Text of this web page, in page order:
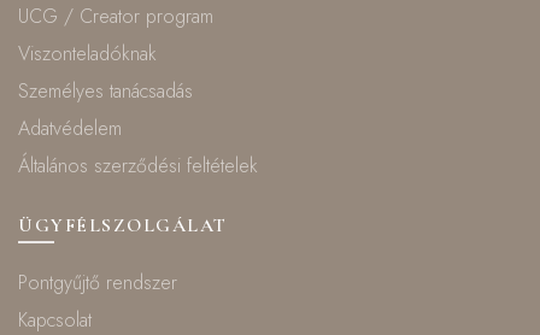
UCG / Creator program
Viszonteladóknak
Személyes tanácsadás
Adatvédelem
Általános szerződési feltételek
ÜGYFÉLSZOLGÁLAT
Pontgyűjtő rendszer
Kapcsolat